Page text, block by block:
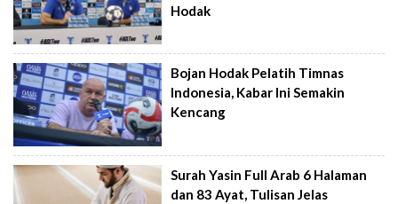
Hodak
Bojan Hodak Pelatih Timnas
Indonesia, Kabar Ini Semakin
Kencang
Surah Yasin Full Arab 6 Halaman
dan 83 Ayat, Tulisan Jelas